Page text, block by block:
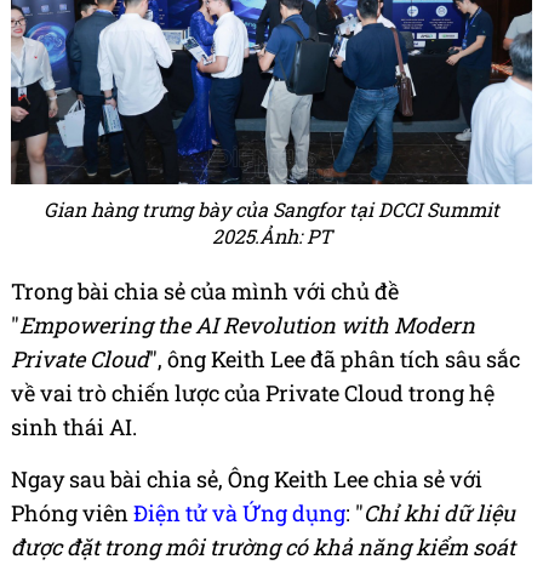
Gian hàng trưng bày của Sangfor tại DCCI Summit
2025.Ảnh: PT
Trong bài chia sẻ của mình với chủ đề
"Empowering the AI Revolution with Modern
Private Cloud", ông Keith Lee đã phân tích sâu sắc
về vai trò chiến lược của Private Cloud trong hệ
sinh thái AI.
Ngay sau bài chia sẻ, Ông Keith Lee chia sẻ với
Phóng viênĐiện tử và Ứng dụng: "Chỉ khi dữ liệu
được đặt trong môi trường có khả năng kiểm soát